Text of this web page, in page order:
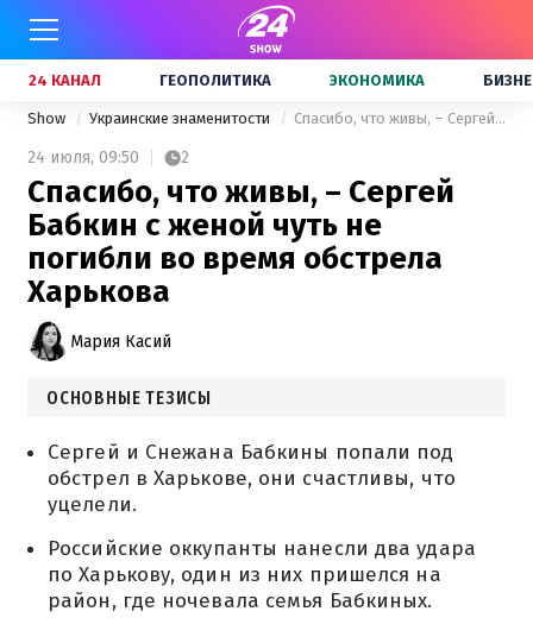
24 КАНАЛ ГЕОПОЛИТИКА ЭКОНОМИКА
Show Украинские знаменитости Спасибо, что живы, – Сергей Бабкин с женой чуть не погибли во время обстрела Харькова
24 июля, 09:50 2
Спасибо, что живы, – Сергей
Бабкин с женой чуть не
погибли во время обстрела
Харькова
Мария Касий
ОСНОВНЫЕ ТЕЗИСЫ
Сергей и Снежана Бабкины попали под
обстрел в Харькове, они счастливы, что
уцелели.
Российские оккупанты нанесли два удара
по Харькову, один из них пришелся на
район, где ночевала семья Бабкиных.